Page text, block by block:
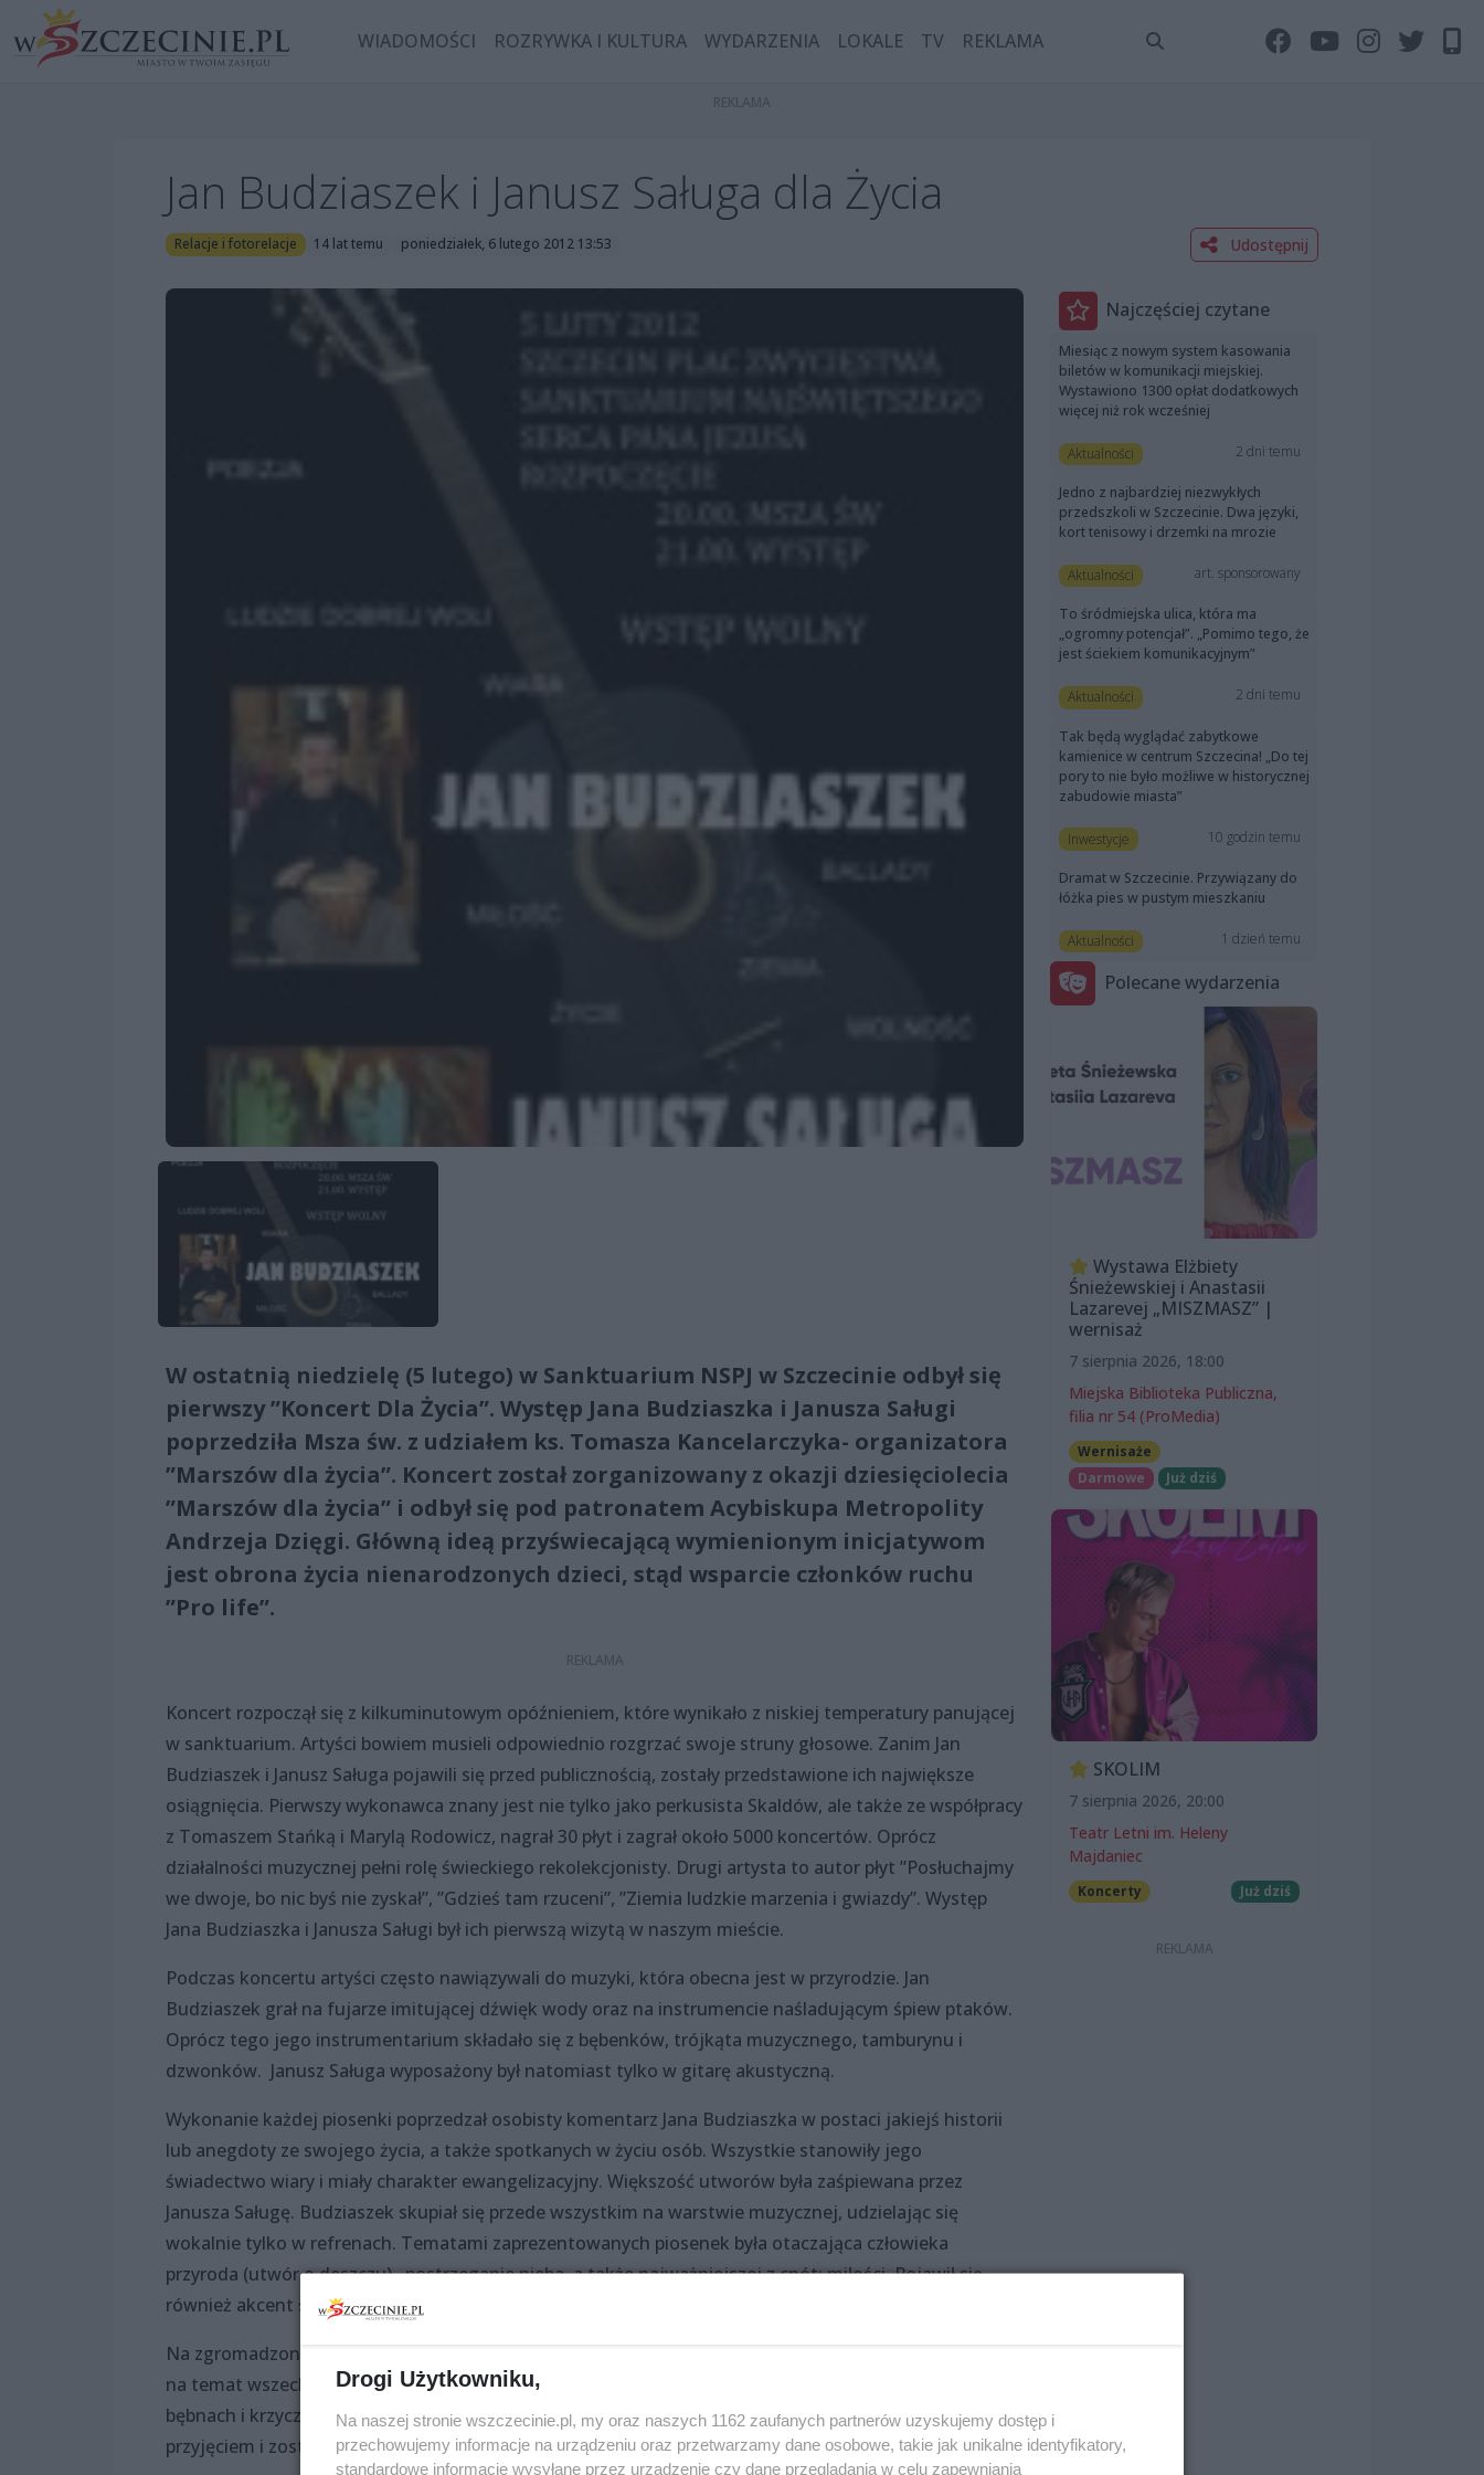
WIADOMOŚCI ROZRYWKA I KULTURA WYDARZENIA LOKALE TV REKLAMA
Jan Budziaszek i Janusz Saługa dla Życia
Relacje i fotorelacje 14 lat temu poniedziałek, 6 lutego 2012 13:53 Udostępnij
W ostatnią niedzielę (5 lutego) w Sanktuarium NSPJ w Szczecinie odbył się
pierwszy ”Koncert Dla Życia”. Występ Jana Budziaszka i Janusza Saługi
poprzedziła Msza św. z udziałem ks. Tomasza Kancelarczyka- organizatora
”Marszów dla życia”. Koncert został zorganizowany z okazji dziesięciolecia
”Marszów dla życia” i odbył się pod patronatem Acybiskupa Metropolity
Andrzeja Dzięgi. Główną ideą przyświecającą wymienionym inicjatywom
jest obrona życia nienarodzonych dzieci, stąd wsparcie członków ruchu
”Pro life”.
Koncert rozpoczął się z kilkuminutowym opóźnieniem, które wynikało z niskiej temperatury panującej
w sanktuarium. Artyści bowiem musieli odpowiednio rozgrzać swoje struny głosowe. Zanim Jan
Budziaszek i Janusz Saługa pojawili się przed publicznością, zostały przedstawione ich największe
osiągnięcia. Pierwszy wykonawca znany jest nie tylko jako perkusista Skaldów, ale także ze współpracy
z Tomaszem Stańką i Marylą Rodowicz, nagrał 30 płyt i zagrał około 5000 koncertów. Oprócz
działalności muzycznej pełni rolę świeckiego rekolekcjonisty. Drugi artysta to autor płyt ”Posłuchajmy
we dwoje, bo nic byś nie zyskał”, ”Gdzieś tam rzuceni”, ”Ziemia ludzkie marzenia i gwiazdy”. Występ
Jana Budziaszka i Janusza Saługi był ich pierwszą wizytą w naszym mieście.
Podczas koncertu artyści często nawiązywali do muzyki, która obecna jest w przyrodzie. Jan
Budziaszek grał na fujarze imitującej dźwięk wody oraz na instrumencie naśladującym śpiew ptaków.
Oprócz tego jego instrumentarium składało się z bębenków, trójkąta muzycznego, tamburynu i
dzwonków. Janusz Saługa wyposażony był natomiast tylko w gitarę akustyczną.
Wykonanie każdej piosenki poprzedzał osobisty komentarz Jana Budziaszka w postaci jakiejś historii
lub anegdoty ze swojego życia, a także spotkanych w życiu osób. Wszystkie stanowiły jego
świadectwo wiary i miały charakter ewangelizacyjny. Większość utworów była zaśpiewana przez
Janusza Saługę. Budziaszek skupiał się przede wszystkim na warstwie muzycznej, udzielając się
wokalnie tylko w refrenach. Tematami zaprezentowanych piosenek była otaczająca człowieka
przyroda (utwór o deszczu), postrzeganie nieba, a także najważniejszej z cnót: miłości. Pojawił się
również akcent szczeciński w postaci utworu o studentce Zośce ze … Szczecina.
Na zgromadzonych największe wrażenie zrobił występ Budziaszka nawiązujący do jego komentarza
na temat wszechobecnej agresji. Po jego wygłoszeniu artysta zaczął ”grać agresywnie” na swoich
bębnach i krzyczeć na cały głos jedno słowo ”miłość”. Wykonanie to spotkało się z bardzo pozytywnym
przyjęciem i zostało nagrodzone brawami.
Najczęściej czytane
Miesiąc z nowym system kasowania
biletów w komunikacji miejskiej.
Wystawiono 1300 opłat dodatkowych
więcej niż rok wcześniej
Aktualności 2 dni temu
Jedno z najbardziej niezwykłych
przedszkoli w Szczecinie. Dwa języki,
kort tenisowy i drzemki na mrozie
Aktualności art. sponsorowany
To śródmiejska ulica, która ma
„ogromny potencjał”. „Pomimo tego, że
jest ściekiem komunikacyjnym”
Aktualności 2 dni temu
Tak będą wyglądać zabytkowe
kamienice w centrum Szczecina! „Do tej
pory to nie było możliwe w historycznej
zabudowie miasta”
Inwestycje 10 godzin temu
Dramat w Szczecinie. Przywiązany do
łóżka pies w pustym mieszkaniu
Aktualności 1 dzień temu
Polecane wydarzenia
Wystawa Elżbiety
Śnieżewskiej i Anastasii
Lazarevej „MISZMASZ” |
wernisaż
7 sierpnia 2026, 18:00
Miejska Biblioteka Publiczna,
filia nr 54 (ProMedia)
Wernisaże
Darmowe
Już dziś
SKOLIM
7 sierpnia 2026, 20:00
Teatr Letni im. Heleny
Majdaniec
Koncerty Już dziś
Drogi Użytkowniku,
Na naszej stronie wszczecinie.pl, my oraz naszych 1162 zaufanych partnerów uzyskujemy dostęp i
przechowujemy informacje na urządzeniu oraz przetwarzamy dane osobowe, takie jak unikalne identyfikatory,
standardowe informacje wysyłane przez urządzenie czy dane przeglądania w celu zapewniania